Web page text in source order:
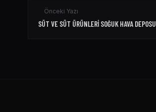
Önceki Yazı
SÜT VE SÜT ÜRÜNLERI SOĞUK HAVA DEPOSU